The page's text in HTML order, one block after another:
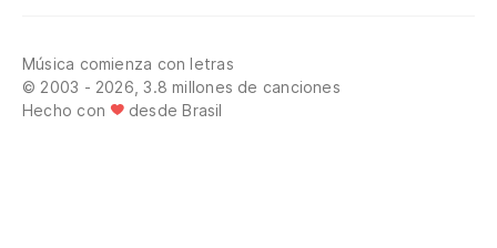
Música comienza con letras
© 2003 - 2026, 3.8 millones de canciones
Hecho con
desde Brasil